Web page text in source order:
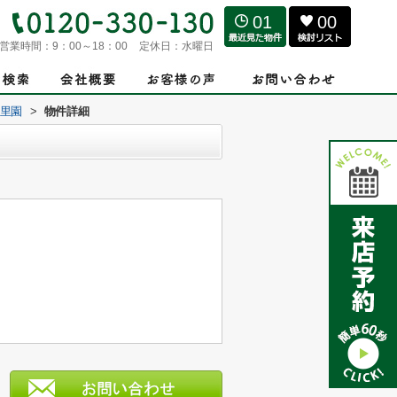
業時間： 9：00～18：00 定休日： 水曜日
01 00
園 > 物件詳細